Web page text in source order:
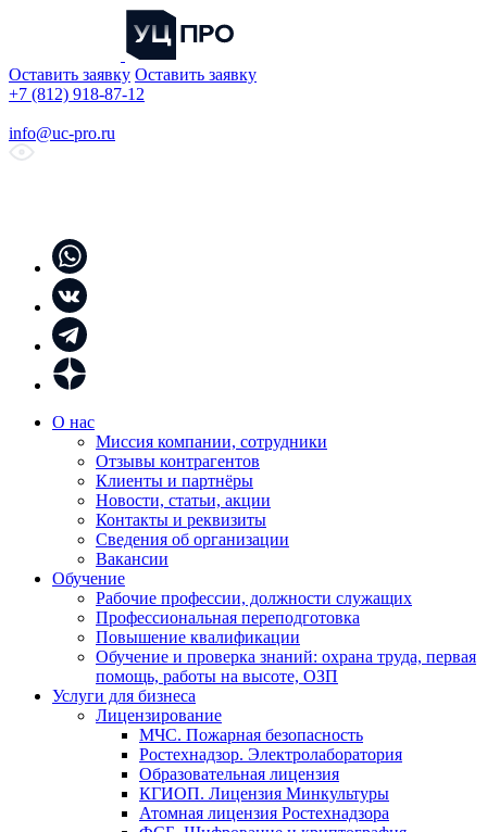
Оставить заявку Оставить заявку
+7 (812) 918-87-12
info@uc-pro.ru
О нас
Миссия компании, сотрудники
Отзывы контрагентов
Клиенты и партнёры
Новости, статьи, акции
Контакты и реквизиты
Сведения об организации
Вакансии
Обучение
Рабочие профессии, должности служащих
Профессиональная переподготовка
Повышение квалификации
Обучение и проверка знаний: охрана труда, первая
помощь, работы на высоте, ОЗП
Услуги для бизнеса
Лицензирование
МЧС. Пожарная безопасность
Ростехнадзор. Электролаборатория
Образовательная лицензия
КГИОП. Лицензия Минкультуры
Атомная лицензия Ростехнадзора